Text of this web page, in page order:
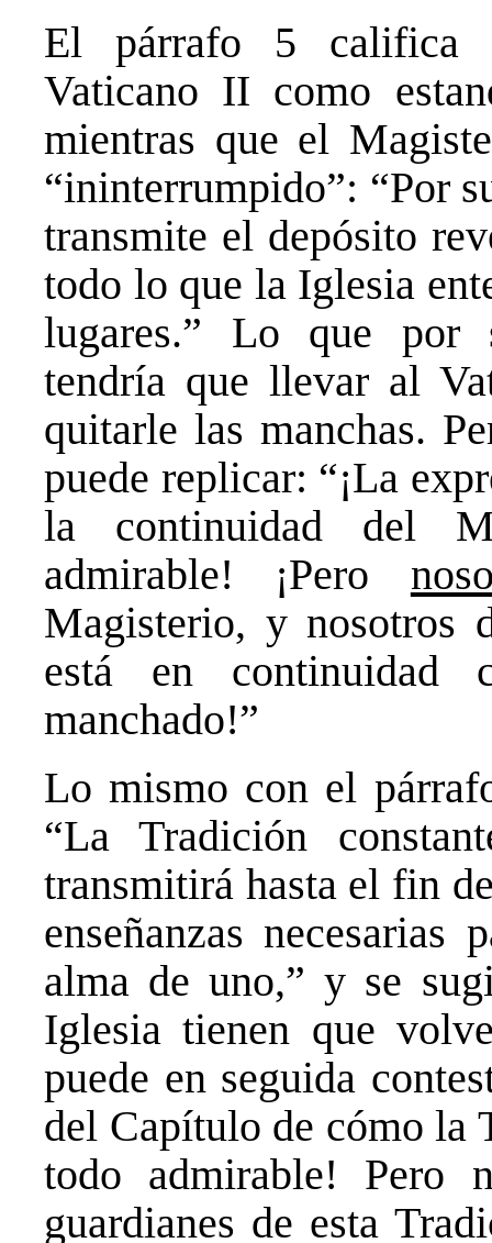
El párrafo 5 califica
Vaticano II como
mientras que el
“ininterrumpido”: “Por
transmite el depósito
todo lo que la Iglesia
lugares.” Lo que por
tendría que llevar al
quitarle las manchas.
puede replicar: “¡La
la continuidad del
admirable! ¡Pero
Magisterio, y nosotros
está en
manchado!”
Lo mismo con el
“La Tradición
transmitirá hasta el fin
enseñanzas
alma de uno,” y se
Iglesia tienen que
puede en seguida
del Capítulo de cómo la
todo admirable! Pero
guardianes de esta